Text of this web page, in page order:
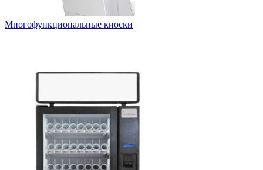
Многофункциональные киоски